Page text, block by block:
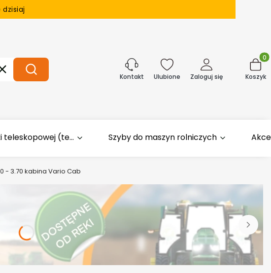
dzisiaj
WyczyśćSzukaj Kontakt Ulubione Zaloguj się Koszyk
teleskopowej (te... Szyby do maszyn rolniczych
- 3.70 kabina Vario Cab